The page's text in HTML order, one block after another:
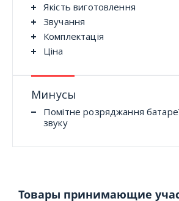
Якість виготовлення
Звучання
Комплектація
Ціна
Минусы
Помітне розряджання
звуку
Товары принимающие